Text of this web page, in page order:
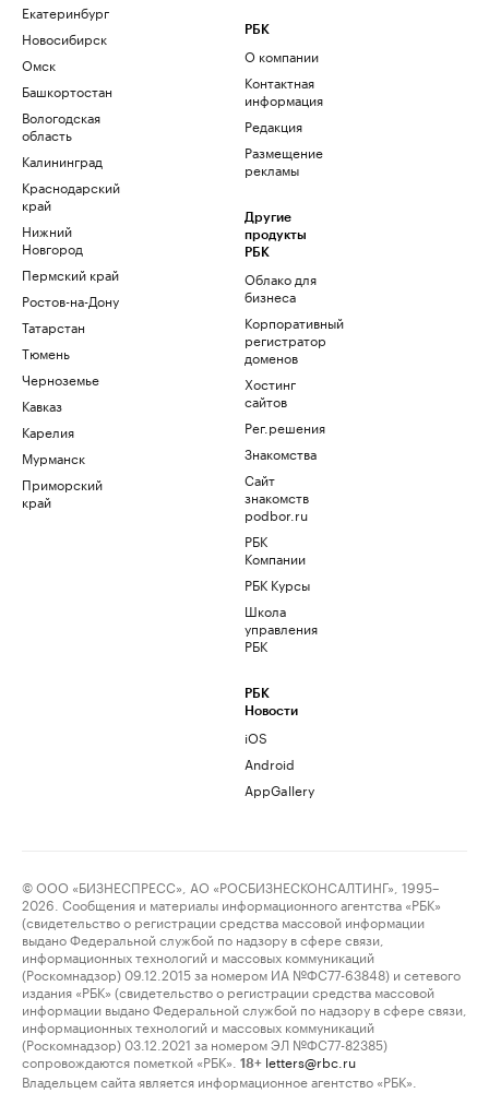
Екатеринбург
Новосибирск
Омск
Башкортостан
Вологодская
область
Калининград
Краснодарский
край
Нижний
Новгород
Пермский край
Ростов-на-Дону
Татарстан
Тюмень
Черноземье
Кавказ
Карелия
Мурманск
Приморский
край
РБК
О компании
Контактная
информация
Редакция
Размещение
рекламы
Другие
продукты
РБК
Облако для
бизнеса
Корпоративный
регистратор
доменов
Хостинг
сайтов
Рег.решения
Знакомства
Сайт
знакомств
podbor.ru
РБК
Компании
РБК Курсы
Школа
управления
РБК
РБК
Новости
iOS
Android
AppGallery
© ООО «БИЗНЕСПРЕСС», АО «РОСБИЗНЕСКОНСАЛТИНГ», 1995–
2026. Сообщения и материалы информационного агентства «РБК»
(свидетельство о регистрации средства массовой информации
выдано Федеральной службой по надзору в сфере связи,
информационных технологий и массовых коммуникаций
(Роскомнадзор) 09.12.2015 за номером ИА №ФС77-63848) и сетевого
издания «РБК» (свидетельство о регистрации средства массовой
информации выдано Федеральной службой по надзору в сфере связи,
информационных технологий и массовых коммуникаций
(Роскомнадзор) 03.12.2021 за номером ЭЛ №ФС77-82385)
сопровождаются пометкой «РБК».
18+ letters@rbc.ru
Владельцем сайта является информационное агентство «РБК».